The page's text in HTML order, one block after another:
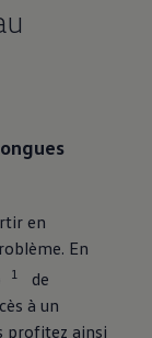
en
En
1
de
à un
profitez ainsi